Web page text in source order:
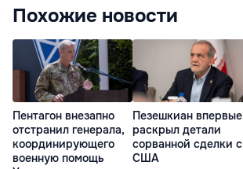
Похожие новости
Пентагон внезапно
отстранил генерала,
координирующего
военную помощь
Пезешкиан впервые
раскрыл детали
сорванной сделки с
США